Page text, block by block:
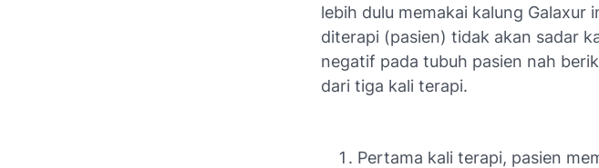
lebih dulu memakai kalung Galaxur
diterapi (pasien) tidak akan sadar
negatif pada tubuh pasien nah
dari tiga kali terapi.
Pertama kali terapi, pasien